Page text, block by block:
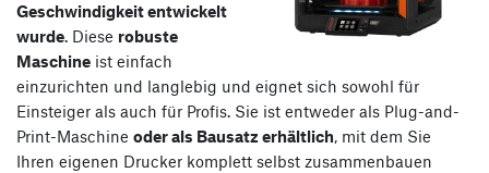
Geschwindigkeit entwickelt
wurde. Diese robuste
Maschine ist einfach
einzurichten und langlebig und eignet sich sowohl für
Einsteiger als auch für Profis. Sie ist entweder als Plug-and-
Print-Maschine oder als Bausatz erhältlich, mit dem Sie
Ihren eigenen Drucker komplett selbst zusammenbauen